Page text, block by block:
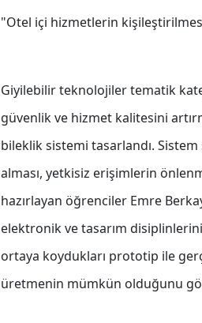
"Otel içi hizmetlerin
Giyilebilir teknolojiler tematik
güvenlik ve hizmet kalitesini
bileklik sistemi tasarlandı.
alması, yetkisiz erişimlerin
hazırlayan öğrenciler Emre
elektronik ve tasarım
ortaya koydukları prototip ile
üretmenin mümkün olduğunu